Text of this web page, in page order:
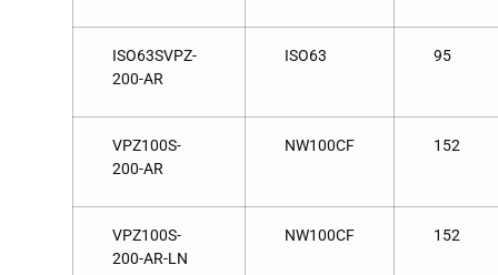
ISO63SVPZ-
200-AR
ISO63 95
VPZ100S-
200-AR
NW100CF 152
VPZ100S-
200-AR-LN
NW100CF 152